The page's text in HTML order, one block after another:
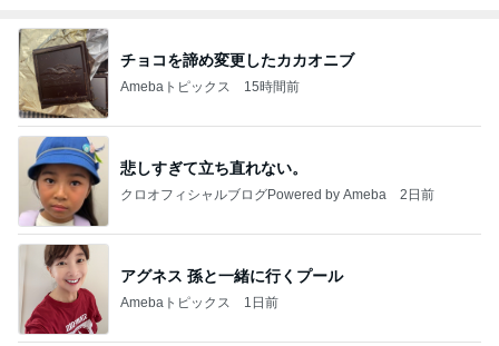
チョコを諦め変更したカカオニブ
Amebaトピックス 15時間前
悲しすぎて立ち直れない。
クロオフィシャルブログPowered by Ameba 2日前
アグネス 孫と一緒に行くプール
Amebaトピックス 1日前